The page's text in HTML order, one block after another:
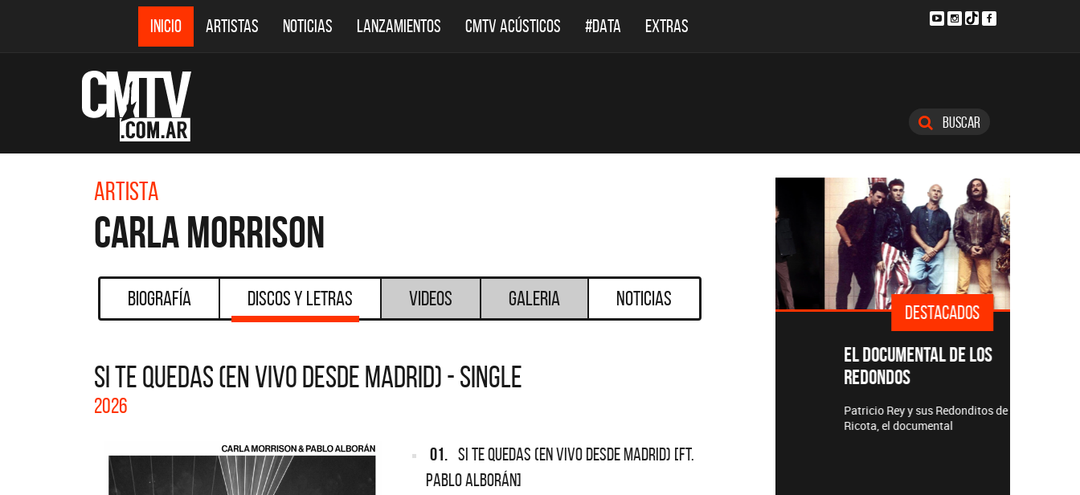
INICIO ARTISTAS NOTICIAS LANZAMIENTOS CMTV ACÚSTICOS #DATA EXTRAS
Buscar
Artista
Carla Morrison
Biografía Discos y Letras Videos Galeria Noticias
SI TE QUEDAS (EN VIVO DESDE MADRID) - SINGLE
2026
01. SI TE QUEDAS (EN VIVO DESDE MADRID) [FT.
PABLO ALBORÁN]
DESTACADOS
La colección completa de los CMTV
DESTACADOS DESTACADOS
EL DOCUMENTAL DE LOS
REDONDOS
Patricio Rey y sus Redonditos de
Ricota, el documental